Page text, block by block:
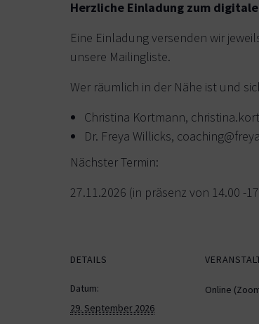
Herzliche Einladung zum
Eine Einladung versenden wir
unsere Mailingliste.
Wer räumlich in der Nähe ist und
Christina Kortmann,
Dr. Freya Willicks,
Nächster Termin:
27.11.2026 (in präsenz von 14.00 -
DETAILS
Datum:
29. September 2026
Online